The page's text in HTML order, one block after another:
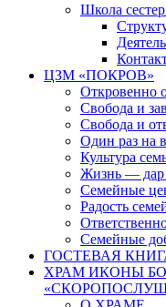
Школа
ЦЗМ «ПОКРОВ»
Откровенно
Свобода и
Свобода и
Один раз на
Культура
Жизнь —
Семейные
Радость
Семейные
ГОСТЕВАЯ
ХРАМ ИКОНЫ